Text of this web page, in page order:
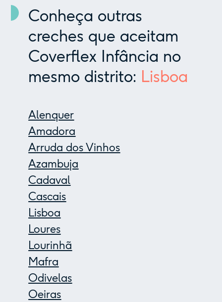
Conheça outras
creches que aceitam
Coverflex Infância no
mesmo distrito: Lisboa
Alenquer
Amadora
Arruda dos Vinhos
Azambuja
Cadaval
Cascais
Lisboa
Loures
Lourinhã
Mafra
Odivelas
Oeiras